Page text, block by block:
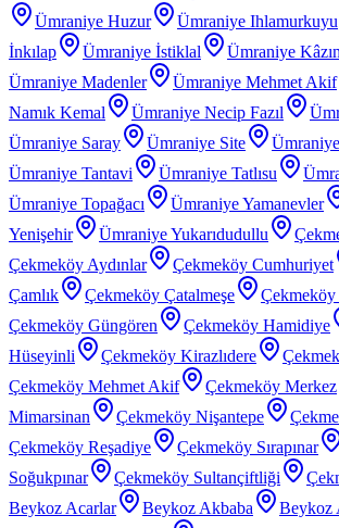
Ümraniye Huzur
Ümraniye Ihlamurkuyu
İnkılap
Ümraniye İstiklal
Ümraniye
Ümraniye Madenler
Ümraniye Mehmet Akif
Namık Kemal
Ümraniye Necip Fazıl
Ümraniye Saray
Ümraniye Site
Ümraniye Tantavi
Ümraniye Tatlısu
Ümraniye Topağacı
Ümraniye Yamanevler
Yenişehir
Ümraniye Yukarıdudullu
Çekmeköy Aydınlar
Çekmeköy Cumhuriyet
Çamlık
Çekmeköy Çatalmeşe
Çekmeköy Güngören
Çekmeköy Hamidiye
Hüseyinli
Çekmeköy Kirazlıdere
Çekmeköy Mehmet Akif
Çekmeköy Merkez
Mimarsinan
Çekmeköy Nişantepe
Çekmeköy Reşadiye
Çekmeköy Sırapınar
Soğukpınar
Çekmeköy Sultançiftliği
Beykoz Acarlar
Beykoz Akbaba
Beykoz